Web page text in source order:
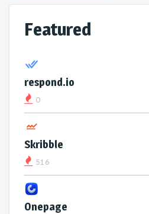
Featured
respond.io
0
Skribble
516
Onepage